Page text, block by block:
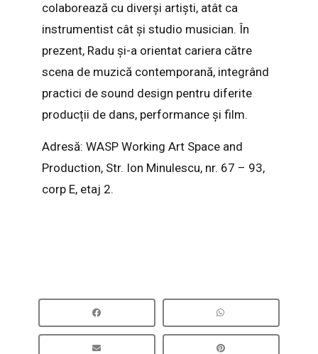
colaborează cu diverși artiști, atât ca
instrumentist cât și studio musician. În
prezent, Radu și-a orientat cariera către
scena de muzică contemporană, integrând
practici de sound design pentru diferite
producții de dans, performance și film.
Adresă: WASP Working Art Space and
Production, Str. Ion Minulescu, nr. 67 – 93,
corp E, etaj 2.